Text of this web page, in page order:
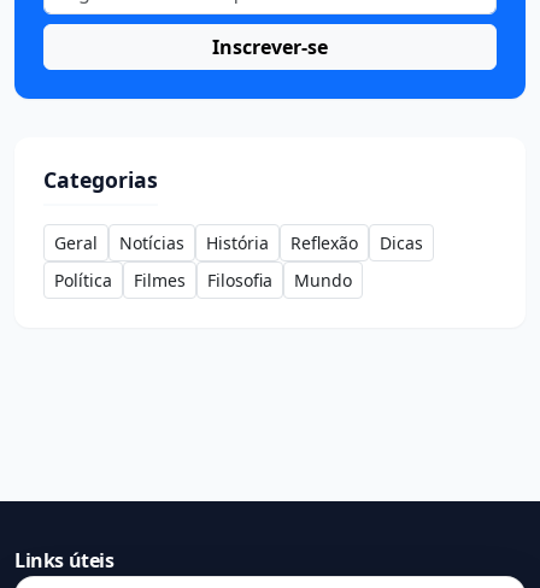
Inscrever-se
Categorias
Geral Notícias História Reflexão
Dicas
Política
Filmes Filosofia Mundo
Links úteis